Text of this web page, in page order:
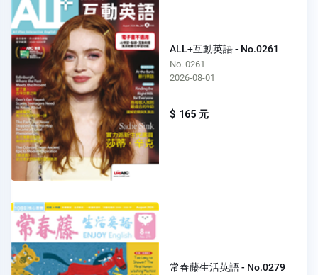
ALL+互動英語 - No.0261
No. 0261
2026-08-01
$ 165 元
常春藤生活英語 - No.0279